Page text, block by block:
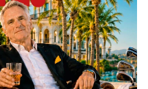
Neue Förderung im
Kreditbeträgen